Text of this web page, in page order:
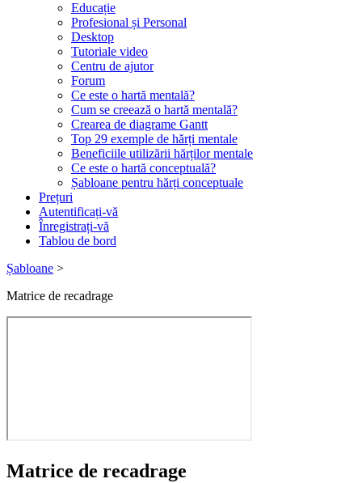
Educație
Profesional și Personal
Desktop
Tutoriale video
Centru de ajutor
Forum
Ce este o hartă mentală?
Cum se creează o hartă mentală?
Crearea de diagrame Gantt
Top 29 exemple de hărți mentale
Beneficiile utilizării hărților mentale
Ce este o hartă conceptuală?
Șabloane pentru hărți conceptuale
Prețuri
Autentificați-vă
Înregistrați-vă
Tablou de bord
Șabloane >
Matrice de recadrage
Matrice de recadrage